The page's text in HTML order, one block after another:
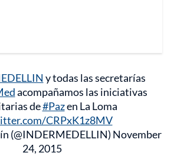
y todas las secretarías
acompañamos las iniciativas
de#Pazen La Loma
CRPxK1z8MV
(@INDERMEDELLIN) November
24, 2015